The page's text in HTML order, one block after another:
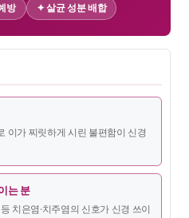
방 ✦ 살균 성분 배합
이가 찌릿하게 시린 불편함이 신경
는 분
치은염·치주염의 신호가 신경 쓰이